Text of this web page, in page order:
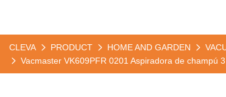
CLEVA PRODUCT HOME AND GARDEN
Vacmaster VK609PFR 0201 Aspiradora de champú